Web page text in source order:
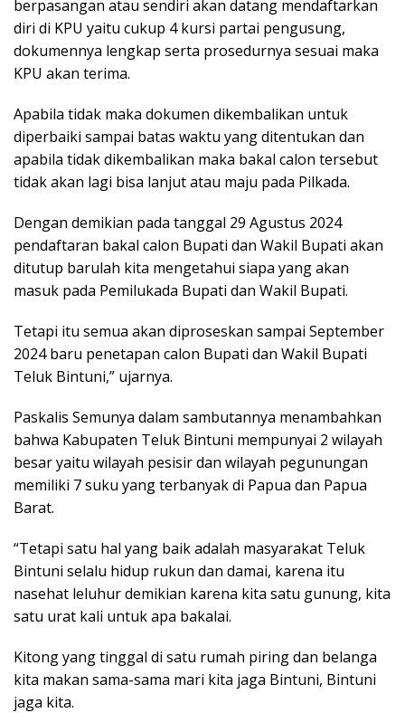
berpasangan atau sendiri akan datang mendaftarkan
diri di KPU yaitu cukup 4 kursi partai pengusung,
dokumennya lengkap serta prosedurnya sesuai maka
KPU akan terima.
Apabila tidak maka dokumen dikembalikan untuk
diperbaiki sampai batas waktu yang ditentukan dan
apabila tidak dikembalikan maka bakal calon tersebut
tidak akan lagi bisa lanjut atau maju pada Pilkada.
Dengan demikian pada tanggal 29 Agustus 2024
pendaftaran bakal calon Bupati dan Wakil Bupati akan
ditutup barulah kita mengetahui siapa yang akan
masuk pada Pemilukada Bupati dan Wakil Bupati.
Tetapi itu semua akan diproseskan sampai September
2024 baru penetapan calon Bupati dan Wakil Bupati
Teluk Bintuni,” ujarnya.
Paskalis Semunya dalam sambutannya menambahkan
bahwa Kabupaten Teluk Bintuni mempunyai 2 wilayah
besar yaitu wilayah pesisir dan wilayah pegunungan
memiliki 7 suku yang terbanyak di Papua dan Papua
Barat.
“Tetapi satu hal yang baik adalah masyarakat Teluk
Bintuni selalu hidup rukun dan damai, karena itu
nasehat leluhur demikian karena kita satu gunung, kita
satu urat kali untuk apa bakalai.
Kitong yang tinggal di satu rumah piring dan belanga
kita makan sama-sama mari kita jaga Bintuni, Bintuni
jaga kita.